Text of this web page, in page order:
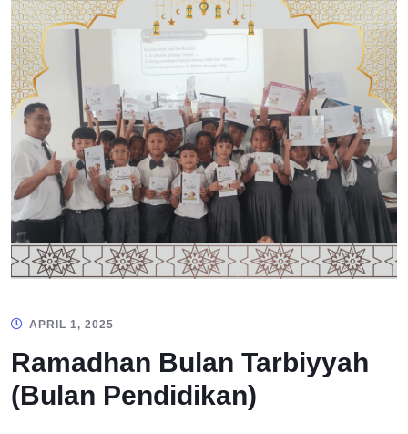
APRIL 1, 2025
Ramadhan Bulan Tarbiyyah
(Bulan Pendidikan)